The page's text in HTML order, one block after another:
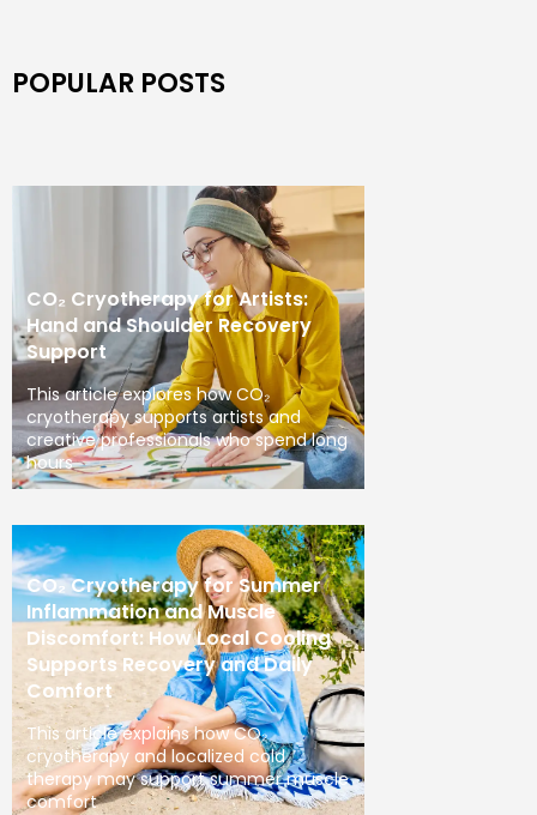
POPULAR POSTS
CO₂ Cryotherapy for Artists:
Hand and Shoulder Recovery
Support
This article explores how CO₂
cryotherapy supports artists and
creative professionals who spend long
hours
CO₂ Cryotherapy for Summer
Inflammation and Muscle
Discomfort: How Local Cooling
Supports Recovery and Daily
Comfort
This article explains how CO₂
cryotherapy and localized cold
therapy may support summer muscle
comfort